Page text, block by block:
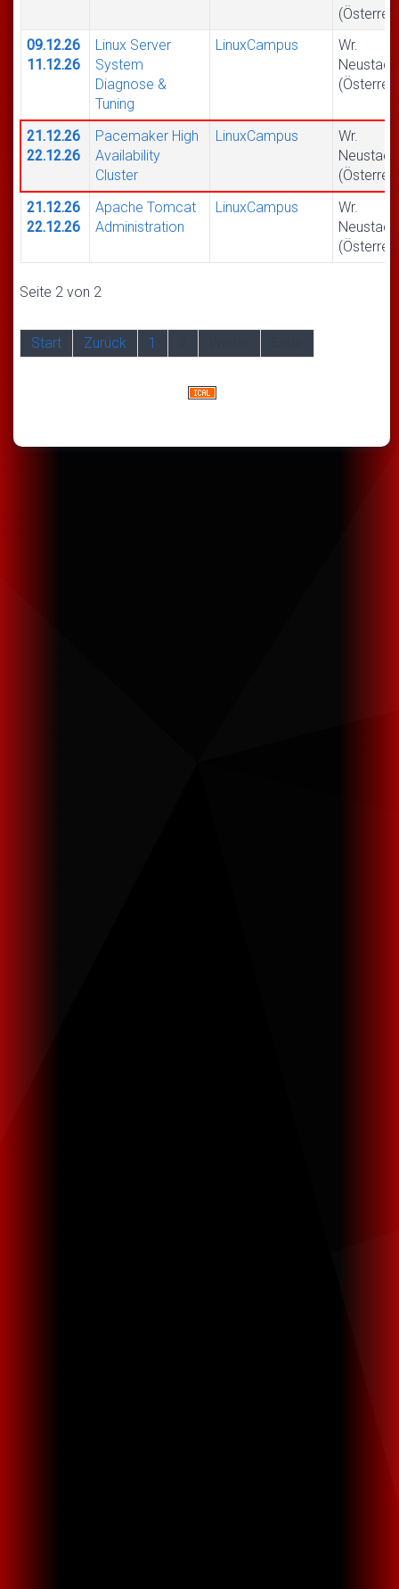
09.12.26
11.12.26
Linux Server
System
Diagnose &
Tuning
LinuxCampus
Wr.
Neustadt
21.12.26
22.12.26
Pacemaker High
Availability
Cluster
LinuxCampus
Wr.
Neustadt
21.12.26
22.12.26
Apache Tomcat
Administration
LinuxCampus
Wr.
Neustadt
Seite 2 von 2
Start Zurück 1